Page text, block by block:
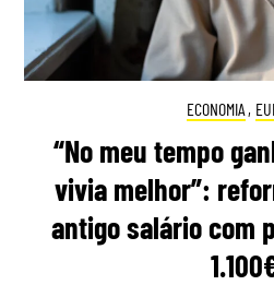
ECONOMIA ,
“No meu tempo
vivia melhor”:
antigo salário com